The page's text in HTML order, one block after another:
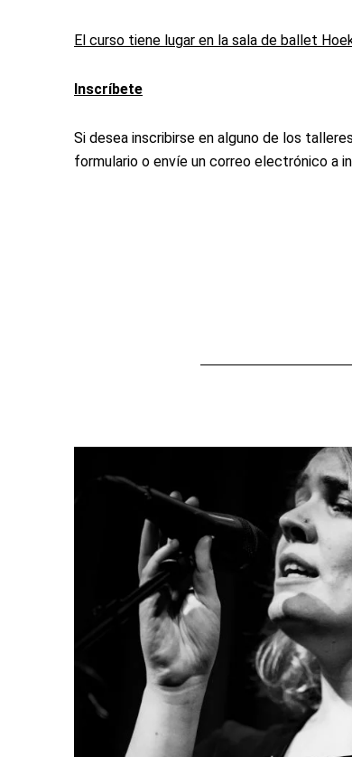
El curso tiene lugar en la sala de ballet
Inscríbete
Si desea inscribirse en alguno de los
formulario o envíe un correo electrónico a